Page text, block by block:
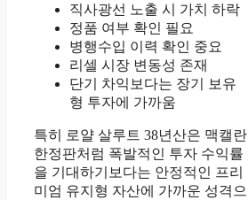
직사광선 노출 시 가치 하락
정품 여부 확인 필요
병행수입 이력 확인 중요
리셀 시장 변동성 존재
단기 차익보다는 장기 보유
형 투자에 가까움
특히 로얄 살루트 38년산은 맥캘란
한정판처럼 폭발적인 투자 수익률
을 기대하기보다는 안정적인 프리
미엄 유지형 자산에 가까운 성격으